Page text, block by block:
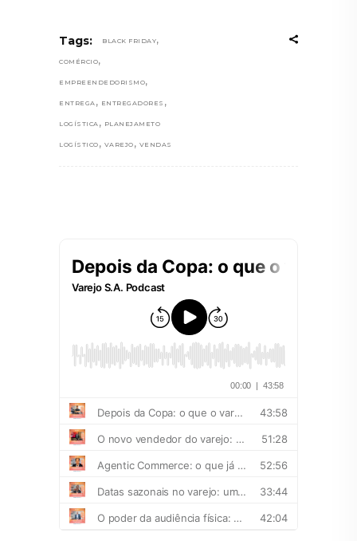
Tags: BLACK FRIDAY,
COMÉRCIO,
EMPREENDEDORISMO,
ENTREGA , ENTREGADORES ,
LOGÍSTICA , PLANEJAMETO
LOGÍSTICO , VAREJO , VENDAS